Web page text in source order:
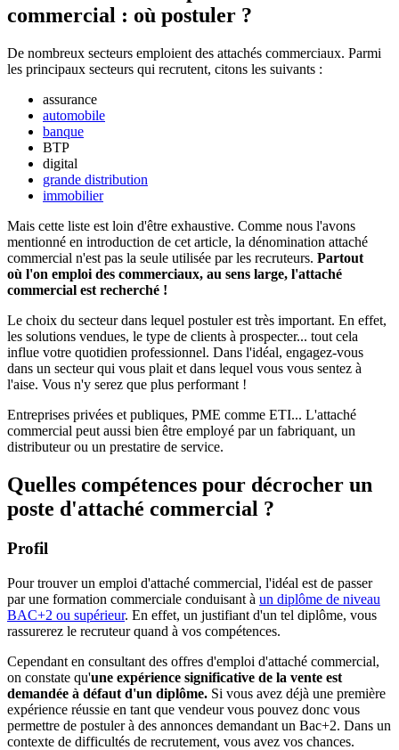
commercial : où postuler ?
De nombreux secteurs emploient des attachés commerciaux. Parmi
les principaux secteurs qui recrutent, citons les suivants :
assurance
automobile
banque
BTP
digital
grande distribution
immobilier
Mais cette liste est loin d'être exhaustive. Comme nous l'avons
mentionné en introduction de cet article, la dénomination attaché
commercial n'est pas la seule utilisée par les recruteurs. Partout
où l'on emploi des commerciaux, au sens large, l'attaché
commercial est recherché !
Le choix du secteur dans lequel postuler est très important. En effet,
les solutions vendues, le type de clients à prospecter... tout cela
influe votre quotidien professionnel. Dans l'idéal, engagez-vous
dans un secteur qui vous plait et dans lequel vous vous sentez à
l'aise. Vous n'y serez que plus performant !
Entreprises privées et publiques, PME comme ETI... L'attaché
commercial peut aussi bien être employé par un fabriquant, un
distributeur ou un prestatire de service.
Quelles compétences pour décrocher un
poste d'attaché commercial ?
Profil
Pour trouver un emploi d'attaché commercial, l'idéal est de passer
par une formation commerciale conduisant à un diplôme de niveau
BAC+2 ou supérieur. En effet, un justifiant d'un tel diplôme, vous
rassurerez le recruteur quand à vos compétences.
Cependant en consultant des offres d'emploi d'attaché commercial,
on constate qu'une expérience significative de la vente est
demandée à défaut d'un diplôme. Si vous avez déjà une première
expérience réussie en tant que vendeur vous pouvez donc vous
permettre de postuler à des annonces demandant un Bac+2. Dans un
contexte de difficultés de recrutement, vous avez vos chances.